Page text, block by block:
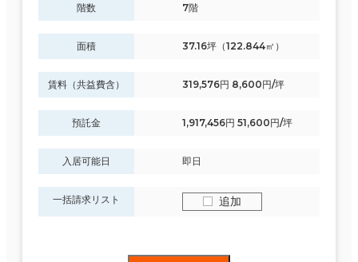
階数 7階
面積 37.16坪（122.844㎡）
賃料（共益費含） 319,576円 8,600円/坪
預託金 1,917,456円 51,600円/坪
入居可能日 即日
一括請求リスト 追加